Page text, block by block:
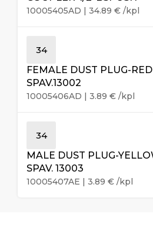
10005405AD | 34.89 € /kpl
34
FEMALE DUST PLUG-RED
SPAV.13002
10005406AD | 3.89 € /kpl
34
MALE DUST PLUG-
SPAV. 13003
10005407AE | 3.89 € /kpl